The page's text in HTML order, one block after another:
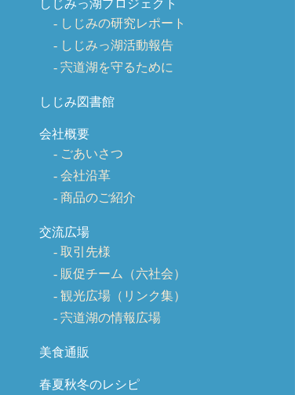
しじみっ湖プロジェクト
しじみの研究レポート
しじみっ湖活動報告
宍道湖を守るために
しじみ図書館
会社概要
ごあいさつ
会社沿革
商品のご紹介
交流広場
取引先様
販促チーム（六社会）
観光広場（リンク集）
宍道湖の情報広場
美食通販
春夏秋冬のレシピ